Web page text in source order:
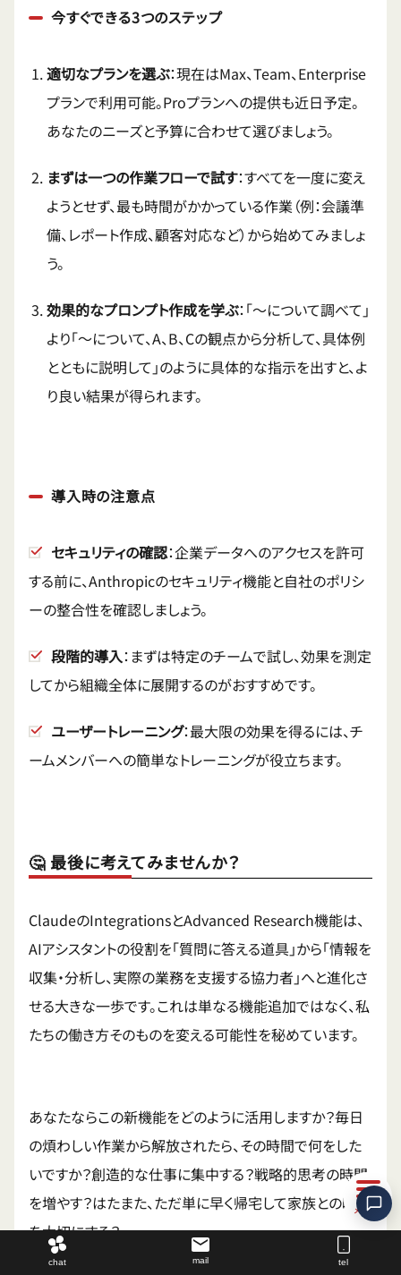
今すぐできる3つのステップ
適切なプランを選ぶ：現在はMax、Team、Enterprise
プランで利用可能。Proプランへの提供も近日予定。
あなたのニーズと予算に合わせて選びましょう。
まずは一つの作業フローで試す：すべてを一度に変え
ようとせず、最も時間がかかっている作業（例：会議準
備、レポート作成、顧客対応など）から始めてみましょ
う。
効果的なプロンプト作成を学ぶ：「〜について調べて」
より「〜について、A、B、Cの観点から分析して、具体例
とともに説明して」のように具体的な指示を出すと、よ
り良い結果が得られます。
導入時の注意点
セキュリティの確認：企業データへのアクセスを許可
する前に、Anthropicのセキュリティ機能と自社のポリシ
ーの整合性を確認しましょう。
段階的導入：まずは特定のチームで試し、効果を測定
してから組織全体に展開するのがおすすめです。
ユーザートレーニング：最大限の効果を得るには、チ
ームメンバーへの簡単なトレーニングが役立ちます。
🤔 最後に考えてみませんか？
ClaudeのIntegrationsとAdvanced Research機能は、
AIアシスタントの役割を「質問に答える道具」から「情報を
収集・分析し、実際の業務を支援する協力者」へと進化さ
せる大きな一歩です。これは単なる機能追加ではなく、私
たちの働き方そのものを変える可能性を秘めています。
あなたならこの新機能をどのように活用しますか？毎日
の煩わしい作業から解放されたら、その時間で何をした
いですか？創造的な仕事に集中する？戦略的思考の時間
を増やす？はたまた、ただ単に早く帰宅して家族との時間
を大切にする？
chat mail tel